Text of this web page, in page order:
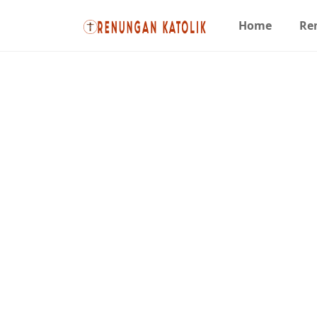
Home